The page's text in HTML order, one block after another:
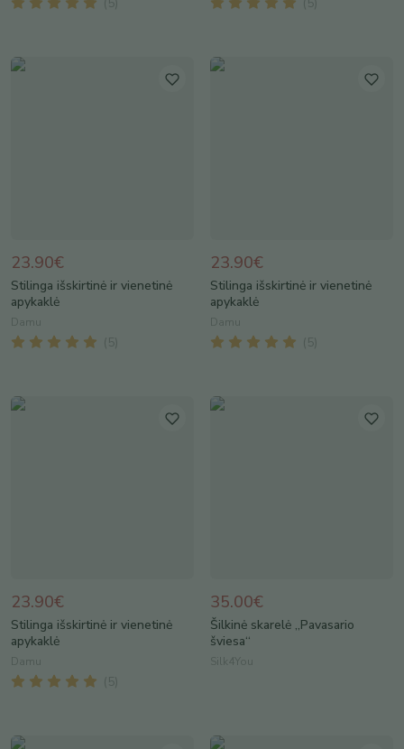
23.90€
Stilinga išskirtinė ir vienetinė
apykaklė
Damu
( 5
23.90€
Stilinga išskirtinė ir vienetinė
apykaklė
Damu
( 5
23.90€
Stilinga išskirtinė ir vienetinė
apykaklė
Damu
( 5
35.00€
Šilkinė skarelė „Pavasario
šviesa“
Silk4You